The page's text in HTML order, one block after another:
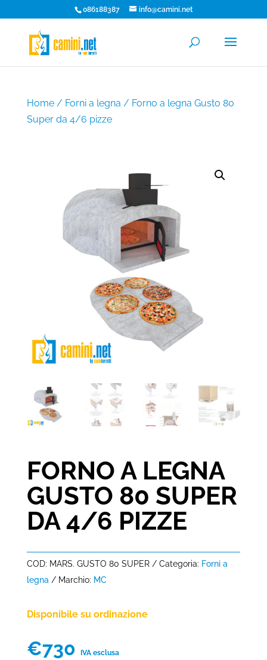
086188387 info@camini.net
Home/ Forni a legna / Forno a legna Gusto 80
Super da 4/6 pizze
FORNO A LEGNA
GUSTO 80 SUPER
DA 4/6 PIZZE
COD: MARS. GUSTO 80 SUPER Categoria: Forni a
legna
Marchio: MC
Disponibile su ordinazione
€730 IVA esclusa